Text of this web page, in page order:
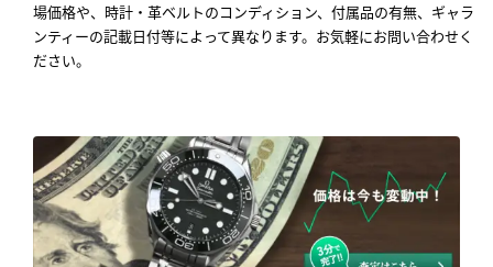
場価格や、時計・革ベルトのコンディション、付属品の有無、ギャラ
ンティーの記載日付等によって異なります。お気軽にお問い合わせく
ださい。